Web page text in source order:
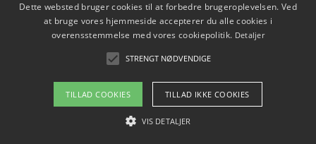
Sådan har udviklingen inden for genbrug af elektronik
ændret sig
Copyright 2026 - Pilanto Aps
Om / kontakt
Dette websted bruger cookies til at forbedre brugeroplevelsen. Ved
at bruge vores hjemmeside accepterer du alle cookies i
overensstemmelse med vores cookiepolitik. Detaljer
STRENGT NØDVENDIGE
TILLAD COOKIES TILLAD IKKE COOKIES
VIS DETALJER